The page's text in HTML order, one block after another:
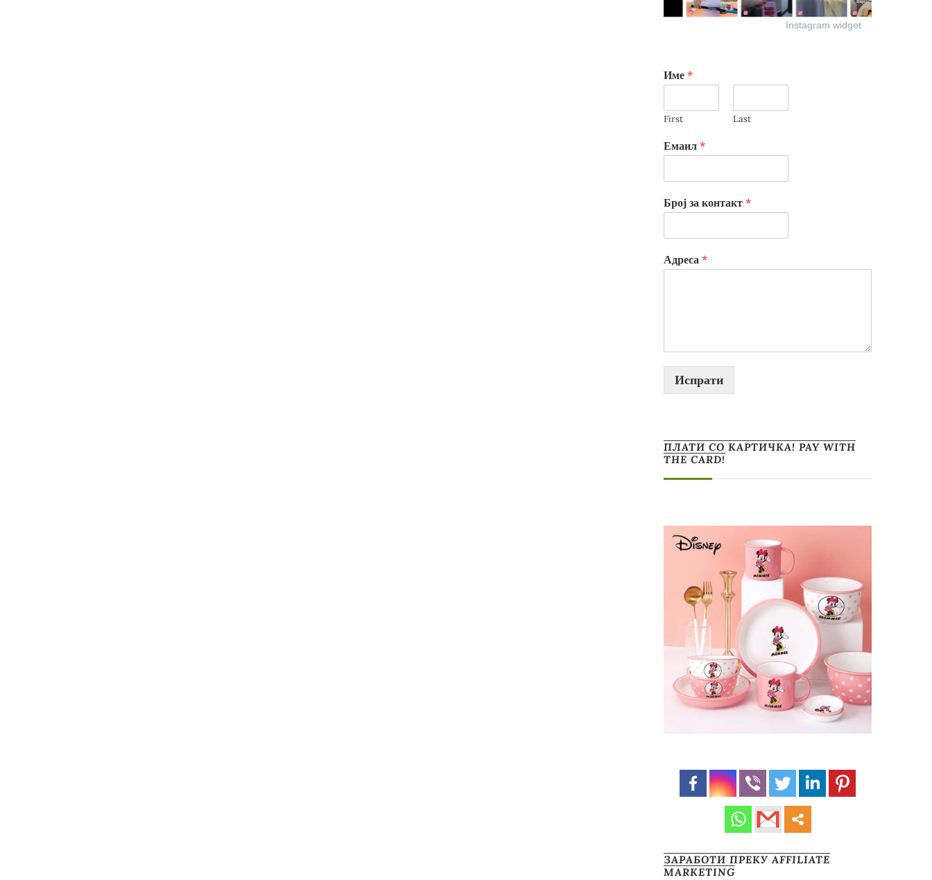
Instagram widget
Име *
First Last
Емаил *
Број за контакт *
Адреса *
Испрати
ПЛАТИ СО КАРТИЧКА! PAY WITH
THE CARD!
ЗАРАБОТИ ПРЕКУ AFFILIATE
MARKETING